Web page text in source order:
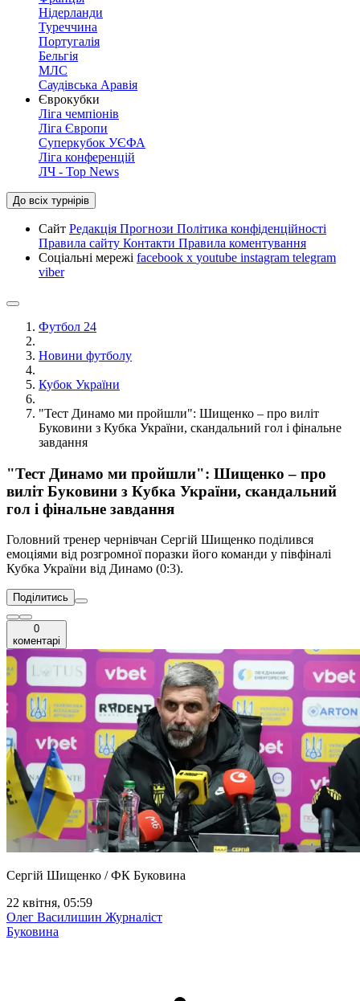
Нідерланди
Туреччина
Португалія
Бельгія
МЛС
Саудівська Аравія
Єврокубки
Ліга чемпіонів
Ліга Європи
Суперкубок УЄФА
Ліга конференцій
ЛЧ - Top News
До всіх турнірів
Сайт Редакція Прогнози Політика конфіденційності
Правила сайту Контакти Правила коментування
Соціальні мережі facebook x youtube instagram telegram
viber
Футбол 24
Новини футболу
Кубок України
"Тест Динамо ми пройшли": Шищенко – про виліт
Буковини з Кубка України, скандальний гол і фінальне
завдання
"Тест Динамо ми пройшли": Шищенко – про
виліт Буковини з Кубка України, скандальний
гол і фінальне завдання
Головний тренер чернівчан Сергій Шищенко поділився
емоціями від розгромної поразки його команди у півфіналі
Кубка України від Динамо (0:3).
Поділитись
0
коментарі
Сергій Шищенко / ФК Буковина
22 квітня, 05:59
Олег Василишин Журналіст
Буковина